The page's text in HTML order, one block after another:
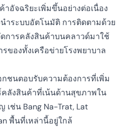
อัจฉริยะเพิ่มขึ้นอย่างต่อเนื่อง
ำระบบอัตโนมัติ การติดตามด้วย
การคลังสินค้าบนคลาวด์มาใช้
ของทั้งเครือข่ายโรงพยาบาล
ชนตอบรับความต้องการที่เพิ่ม
ลังสินค้าที่เน้นด้านสุขภาพใน
เช่น Bang Na-Trat, Lat
พื้นที่เหล่านี้อยู่ใกล้